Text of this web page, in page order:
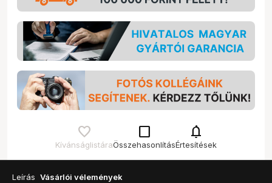
Kívánságlistára
check_box_outline_blank
Összehasonlítás
notifications
Értesítések
Leírás Vásárlói vélemények